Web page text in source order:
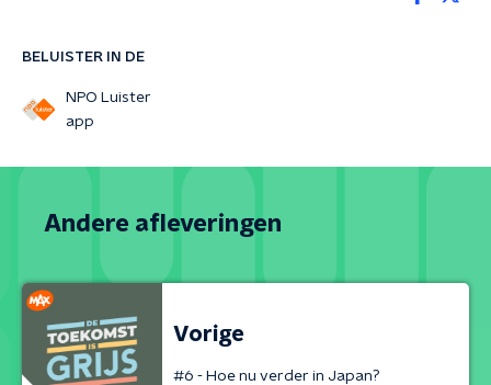
BELUISTER IN DE
NPO Luister
app
Andere afleveringen
Vorige
#6 - Hoe nu verder in Japan?